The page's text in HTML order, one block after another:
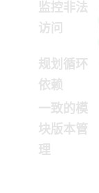
监控非法
访问
规划循环
依赖
一致的模
块版本管
理